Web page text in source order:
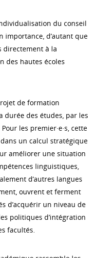
du conseil
importance, d’autant que
directement à la
des hautes écoles
de formation
durée des études, par les
les premier·e·s, cette
un calcul stratégique
améliorer une situation
linguistiques,
d’autres langues
ouvrent et ferment
d’acquérir un niveau de
politiques d’intégration
facultés.